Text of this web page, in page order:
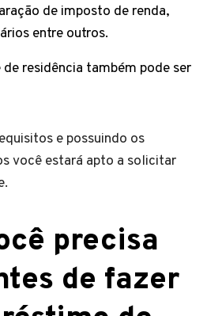
de imposto de renda,
entre outros.
residência também pode ser
e possuindo os
você estará apto a solicitar
precisa
de fazer